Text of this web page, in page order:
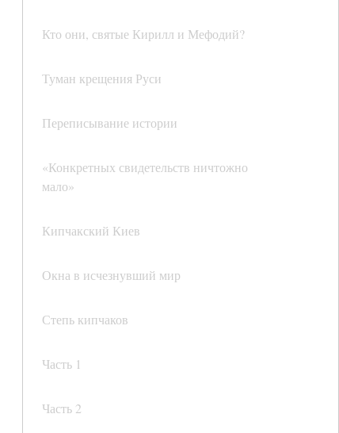
Кто они, святые Кирилл и Мефодий?
Туман крещения Руси
Переписывание истории
«Конкретных свидетельств ничтожно
мало»
Кипчакский Киев
Окна в исчезнувший мир
Степь кипчаков
Часть 1
Часть 2